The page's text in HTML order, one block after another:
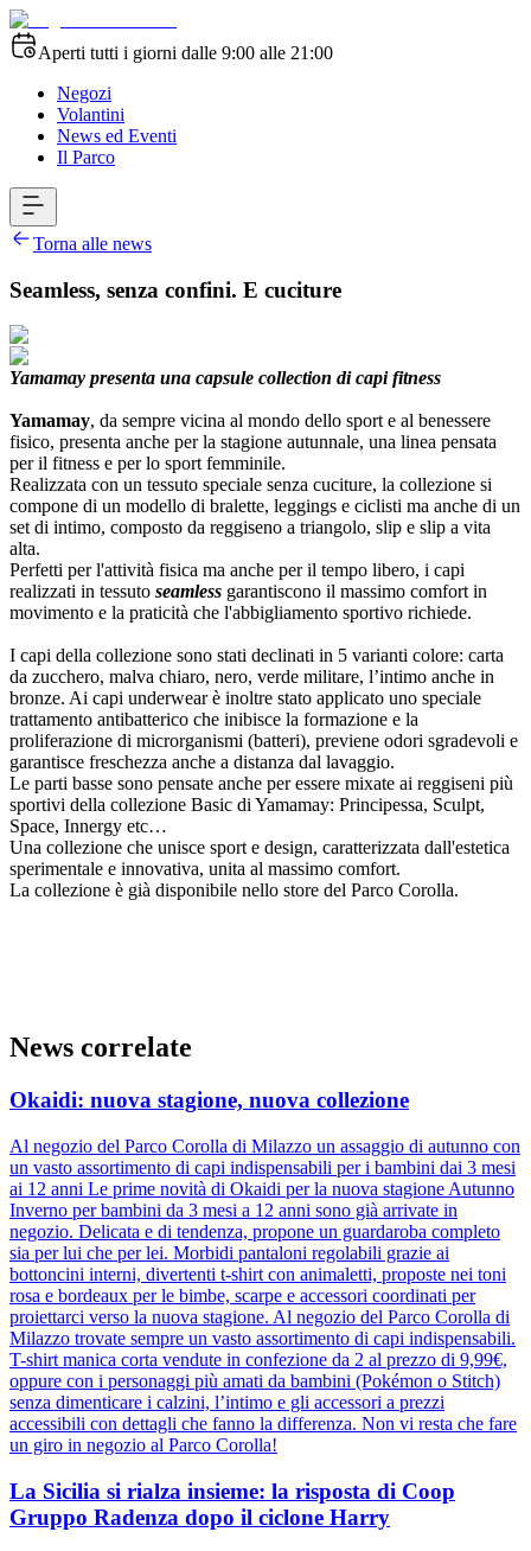
Aperti tutti i giorni dalle 9:00 alle 21:00
Negozi
Volantini
News ed Eventi
Il Parco
Torna alle news
Seamless, senza confini. E cuciture
Yamamay presenta una capsule collection di capi fitness
Yamamay, da sempre vicina al mondo dello sport e al benessere
fisico, presenta anche per la stagione autunnale, una linea pensata
per il fitness e per lo sport femminile.
Realizzata con un tessuto speciale senza cuciture, la collezione si
compone di un modello di bralette, leggings e ciclisti ma anche di un
set di intimo, composto da reggiseno a triangolo, slip e slip a vita
alta.
Perfetti per l'attività fisica ma anche per il tempo libero, i capi
realizzati in tessuto seamless garantiscono il massimo comfort in
movimento e la praticità che l'abbigliamento sportivo richiede.
I capi della collezione sono stati declinati in 5 varianti colore: carta
da zucchero, malva chiaro, nero, verde militare, l’intimo anche in
bronze. Ai capi underwear è inoltre stato applicato uno speciale
trattamento antibatterico che inibisce la formazione e la
proliferazione di microrganismi (batteri), previene odori sgradevoli e
garantisce freschezza anche a distanza dal lavaggio.
Le parti basse sono pensate anche per essere mixate ai reggiseni più
sportivi della collezione Basic di Yamamay: Principessa, Sculpt,
Space, Innergy etc…
Una collezione che unisce sport e design, caratterizzata dall'estetica
sperimentale e innovativa, unita al massimo comfort.
La collezione è già disponibile nello store del Parco Corolla.
News correlate
Okaidi: nuova stagione, nuova collezione
Al negozio del Parco Corolla di Milazzo un assaggio di autunno con
un vasto assortimento di capi indispensabili per i bambini dai 3 mesi
ai 12 anni Le prime novità di Okaidi per la nuova stagione Autunno
Inverno per bambini da 3 mesi a 12 anni sono già arrivate in
negozio. Delicata e di tendenza, propone un guardaroba completo
sia per lui che per lei. Morbidi pantaloni regolabili grazie ai
bottoncini interni, divertenti t-shirt con animaletti, proposte nei toni
rosa e bordeaux per le bimbe, scarpe e accessori coordinati per
proiettarci verso la nuova stagione. Al negozio del Parco Corolla di
Milazzo trovate sempre un vasto assortimento di capi indispensabili.
T-shirt manica corta vendute in confezione da 2 al prezzo di 9,99€,
oppure con i personaggi più amati da bambini (Pokémon o Stitch)
senza dimenticare i calzini, l’intimo e gli accessori a prezzi
accessibili con dettagli che fanno la differenza. Non vi resta che fare
un giro in negozio al Parco Corolla!
La Sicilia si rialza insieme: la risposta di Coop
Gruppo Radenza dopo il ciclone Harry